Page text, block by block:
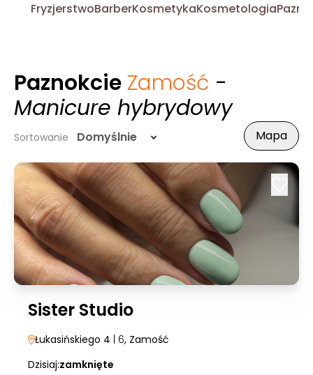
FryzjerstwoBarberKosmetykaKosmetologia
Paznokcie Zamość -
Manicure hybrydowy
Sortowanie Domyślnie Mapa
Sister Studio
Łukasińskiego 4 | 6, Zamość
Dzisiaj:zamknięte